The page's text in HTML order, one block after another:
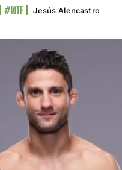
#NTF Jesús Alencastro